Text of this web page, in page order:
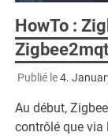
HowTo :
Publié le4.
Au début,
contrôlé que via